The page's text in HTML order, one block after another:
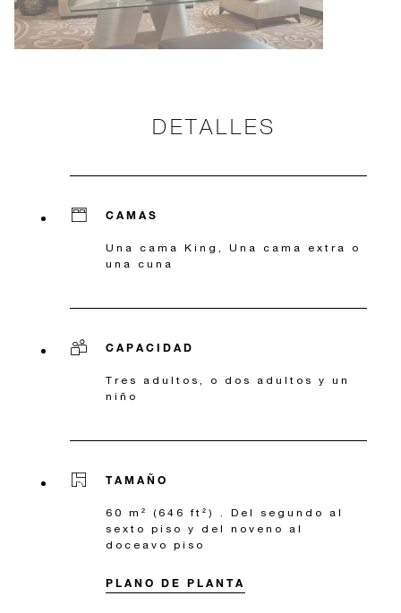
DETALLES
CAMAS
Una cama King, Una cama extra o
una cuna
CAPACIDAD
Tres adultos, o dos adultos y un
niño
TAMAÑO
60 m² (646 ft²) . Del segundo al
sexto piso y del noveno al
doceavo piso
PLANO DE PLANTA